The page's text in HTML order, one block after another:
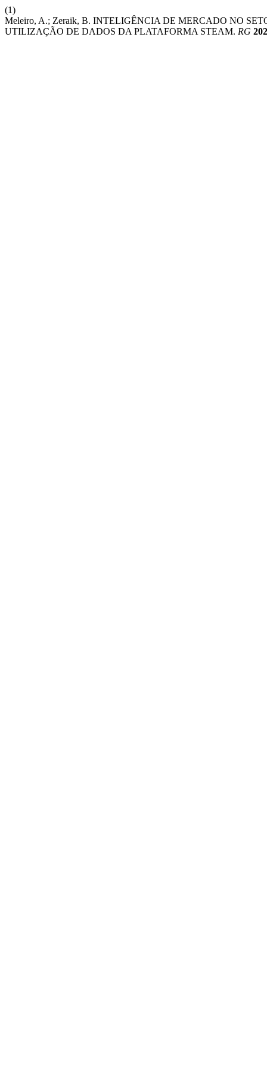
(1)
Meleiro, A.; Zeraik, B. INTELIGÊNCIA DE MERCADO NO
UTILIZAÇÃO DE DADOS DA PLATAFORMA STEAM. RG